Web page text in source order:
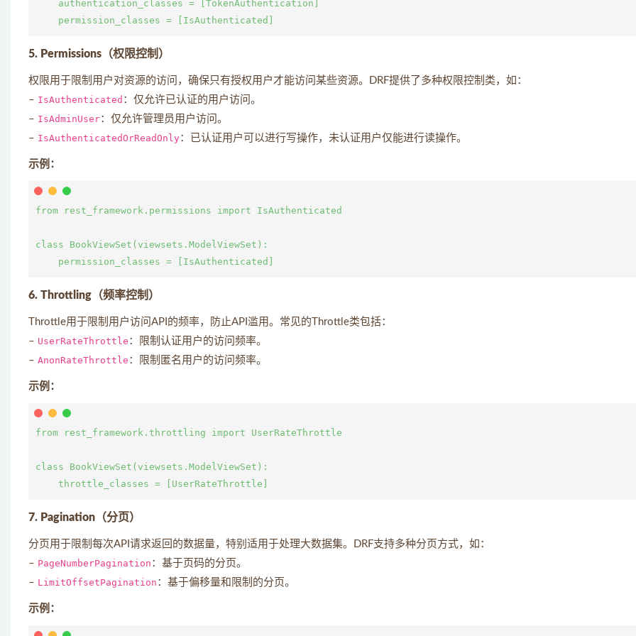
    authentication_classes = [TokenAuthentication]
5. Permissions（权限控制）
权限用于限制用户对资源的访问，确保只有授权用户才能访问某些资源。DRF提供了多种权限控制类，如：
– IsAuthenticated ：仅允许已认证的用户访问。
– IsAdminUser：仅允许管理员用户访问。
– IsAuthenticatedOrReadOnly：已认证用户可以进行写操作，未认证用户仅能进行读操作。
示例：
from rest_framework.permissions import IsAuthenticated
class BookViewSet(viewsets.ModelViewSet):
6. Throttling（频率控制）
Throttle用于限制用户访问API的频率，防止API滥用。常见的Throttle类包括：
– UserRateThrottle ：限制认证用户的访问频率。
– AnonRateThrottle ：限制匿名用户的访问频率。
示例：
from rest_framework.throttling import UserRateThrottle
class BookViewSet(viewsets.ModelViewSet):
7. Pagination（分页）
分页用于限制每次API请求返回的数据量，特别适用于处理大数据集。DRF支持多种分页方式，如：
– PageNumberPagination ：基于页码的分页。
– LimitOffsetPagination ：基于偏移量和限制的分页。
示例：